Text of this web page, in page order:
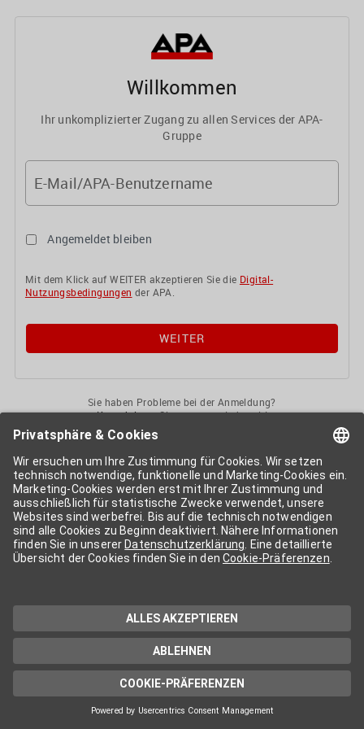
Willkommen
Ihr unkomplizierter Zugang zu allen Services der APA-
Gruppe
E-Mail/APA-Benutzername
Angemeldet bleiben
Mit dem Klick auf WEITER akzeptieren Sie die Digital-
Nutzungsbedingungen der APA.
Sie haben Probleme bei der Anmeldung?
KontaktierenSie uns gerne jederzeit!
APA-User
Services der APA-Gruppe. Für die Nutzung der einzelnen Anwendungen
kann eine weitere Freischaltung nötig sein. Kosten fallen nur nach einer
Bestellung und genauer Kosteninformation an.
Wenn nicht anders erwähnt, gelten dieAllgemeinen
Geschäftsbedingungender APA - Austria Presse Agentur.
Die von Ihnen angegebenen Daten werden ausschließlich für die
Zwecke der Demo-Nutzung bzw. des Vertragsverhältnisses genutzt.
Eine darüber hinaus gehende oder andersartige Verwendung ist nur mit
technischen Support stehen wir Ihnen jederzeit gerne zur Verfügung.
Datenschutzerklärung
Cookie-Präferenzen